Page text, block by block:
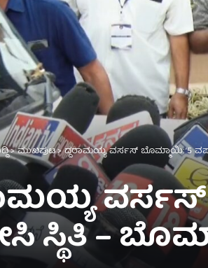
>ಮುಖಪುಟ>ದ್ದರಾಮಯ್ಯ ವರ್ಸಸ್ ಬೊಮ್ಮಾಯಿ: ‘5
ವರ್ಸಸ್
ಸ್ಥಿತಿ –